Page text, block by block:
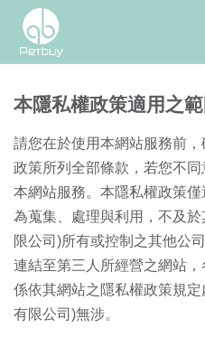
本隱私權政策適用之範
請您在於使用本網站服務前
政策所列全部條款，若您不
本網站服務。本隱私權政策
為蒐集、處理與利用，不及
限公司)所有或控制之其他公
連結至第三人所經營之網站
係依其網站之隱私權政策規
有限公司)無涉。